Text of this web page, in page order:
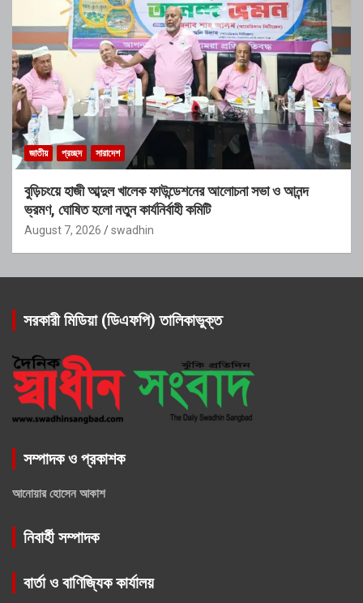
জাতীয় প্রচ্ছদ সারাদেশ
বুড়িচংয়ে হাজী আব্দুল খালেক ফাউন্ডেশনের আলোচনা সভা ও আনন্দ
ভ্রমণ, ঘোষিত হলো নতুন কার্যনির্বাহী কমিটি
August 7, 2026 swadhin
সরকারী মিডিয়া (ডিএফপি) তালিকাভুক্ত
সম্পাদক ও প্রকাশক
আনোয়ার হোসেন আকাশ
নিবার্হী সম্পাদক
বার্তা ও বাণিজ্যিক কার্যালয়